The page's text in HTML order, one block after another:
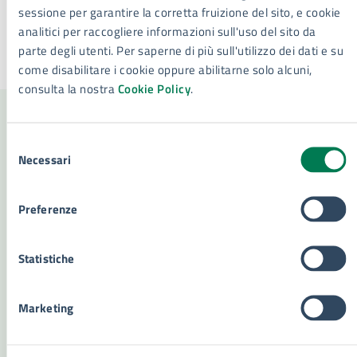
sessione per garantire la corretta fruizione del sito, e cookie
analitici per raccogliere informazioni sull'uso del sito da
parte degli utenti. Per saperne di più sull'utilizzo dei dati e su
come disabilitare i cookie oppure abilitarne solo alcuni,
consulta la nostraCookie Policy.
delNecessari
Preferenze
Statistiche
Marketing
Ultimo aggiornamento:14/03/2024, 12:38
Amministrazione
Settore tutela e valorizzazione beni e attività
Servizi Culturali e Università (E.Q)